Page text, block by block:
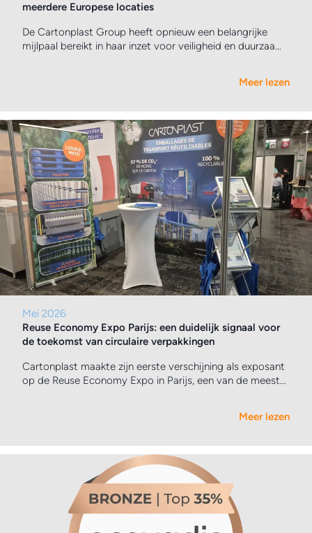
meerdere Europese locaties
De Cartonplast Group heeft opnieuw een belangrijke
mijlpaal bereikt in haar inzet voor veiligheid en duurzaam
transportverpakkingen zijn officieel gecertificeerdMeer lezen
Mei 2026
Reuse Economy Expo Parijs: een duidelijk signaal voor
de toekomst van circulaire verpakkingen
Cartonplast maakte zijn eerste verschijning als exposant
op de Reuse Economy Expo in Parijs, een van de meest
Meer lezen